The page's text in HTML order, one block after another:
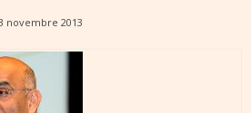
novembre 2013